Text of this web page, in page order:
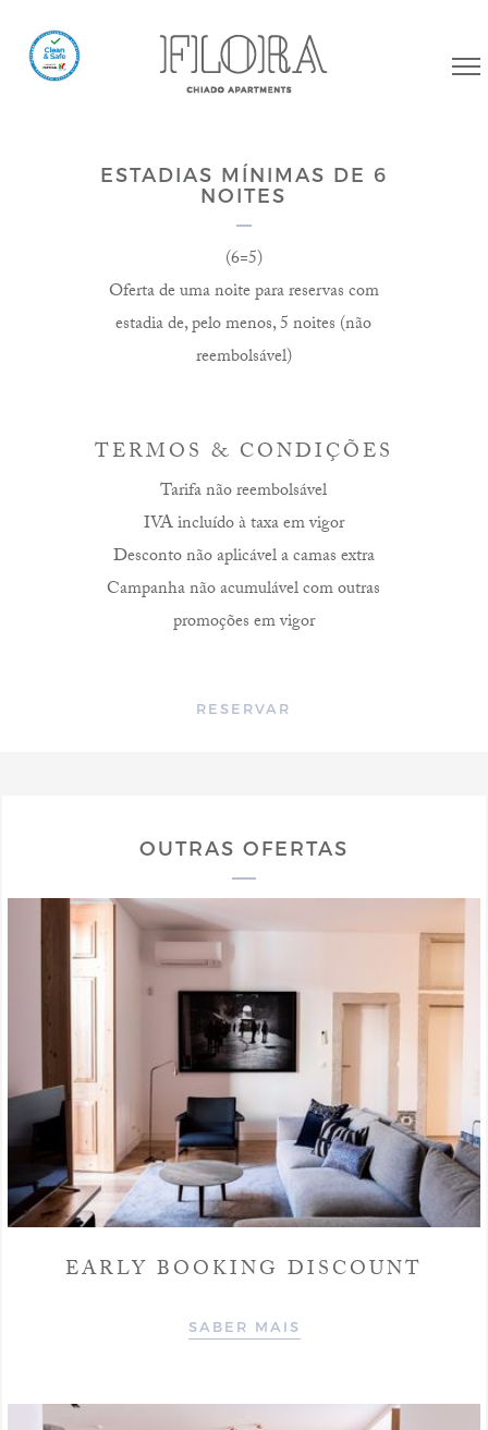
ESTADIAS MÍNIMAS DE 6
NOITES
(6=5)
Oferta de uma noite para reservas com
estadia de, pelo menos, 5 noites (não
reembolsável)
TERMOS & CONDIÇÕES
Tarifa não reembolsável
IVA incluído à taxa em vigor
Desconto não aplicável a camas extra
Campanha não acumulável com outras
promoções em vigor
RESERVAR
OUTRAS OFERTAS
EARLY BOOKING DISCOUNT
SABER MAIS